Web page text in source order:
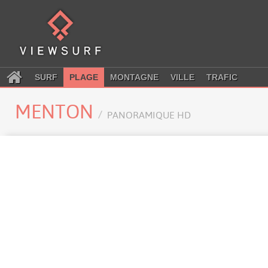
SURF PLAGE MONTAGNE VILLE TRAFIC
MENTON PANORAMIQUE HD